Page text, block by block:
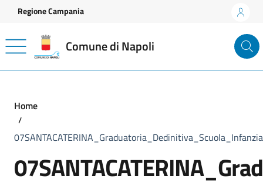
Vai ai contenuti
Vai al footer
Regione Campania
Comune di Napoli
Home